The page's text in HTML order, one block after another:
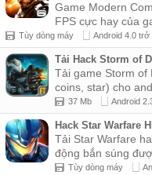
Game Modern
FPS cực hay của
động đã ...
Tùy dòng máy Android 4.0 trở
Tải Hack Storm of
Tải game Storm of
coins, star) cho
BẢN MOD: - M...
37 Mb Android
Hack Star Warfare
Tải Star Warfare
động bắn súng
Để ...Tùy dòng máy